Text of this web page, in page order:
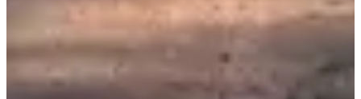
10 km
10:05
Marche
Marche nordique